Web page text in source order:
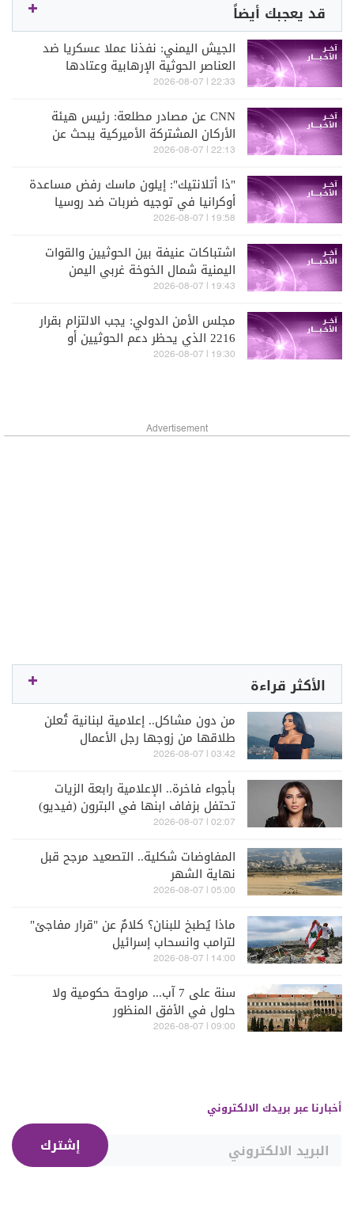
قد يعجبك أيضاً
الجيش اليمني: نفذنا عملا عسكريا ضد
العناصر الحوثية الإرهابية وعتادها
22:33 | 2026-08-07
CNN عن مصادر مطلعة: رئيس هيئة
الأركان المشتركة الأميركية يبحث عن
مخرج من الحرب مع إيران
22:13 | 2026-08-07
"ذا أتلانتيك": إيلون ماسك رفض مساعدة
أوكرانيا في توجيه ضربات ضد روسيا
19:58 | 2026-08-07
اشتباكات عنيفة بين الحوثيين والقوات
اليمنية شمال الخوخة غربي اليمن
19:43 | 2026-08-07
مجلس الأمن الدولي: يجب الالتزام بقرار
2216 الذي يحظر دعم الحوثيين أو
تسليحهم
19:30 | 2026-08-07
Advertisement
الأكثر قراءة
من دون مشاكل.. إعلامية لبنانية تُعلن
طلاقها من زوجها رجل الأعمال
03:42 | 2026-08-07
بأجواء فاخرة.. الإعلامية رابعة الزيات
تحتفل بزفاف ابنها في البترون (فيديو)
02:07 | 2026-08-07
المفاوضات شكلية.. التصعيد مرجح قبل
نهاية الشهر
05:00 | 2026-08-07
ماذا يُطبخ للبنان؟ كلامٌ عن "قرار مفاجئ"
لترامب وانسحاب إسرائيل
14:00 | 2026-08-07
سنة على 7 آب... مراوحة حكومية ولا
حلول في الأفق المنظور
09:00 | 2026-08-07
أخبارنا عبر بريدك الالكتروني
إشترك